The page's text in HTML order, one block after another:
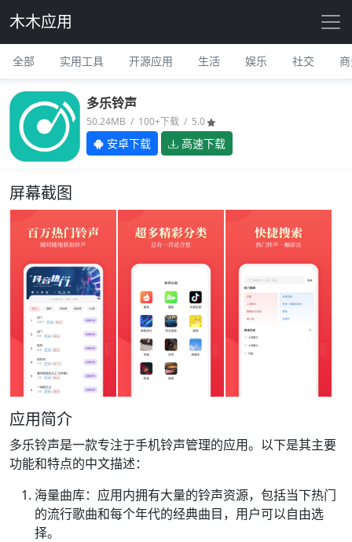
木木应用
全部 实用工具 开源应用 生活 娱乐 社交
多乐铃声
50.24MB / 100+下载 / 5.0
安卓下载 高速下载
屏幕截图
应用简介
多乐铃声是一款专注于手机铃声管理的应用。以下是其主要
功能和特点的中文描述：
海量曲库：应用内拥有大量的铃声资源，包括当下热门
的流行歌曲和每个年代的经典曲目，用户可以自由选
择。